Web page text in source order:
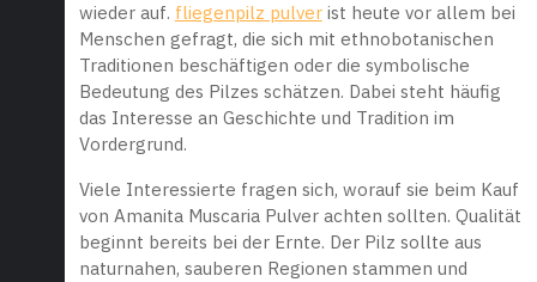
wieder auf. fliegenpilz pulverist heute vor allem bei
Menschen gefragt, die sich mit ethnobotanischen
Traditionen beschäftigen oder die symbolische
Bedeutung des Pilzes schätzen. Dabei steht häufig
das Interesse an Geschichte und Tradition im
Vordergrund.
Viele Interessierte fragen sich, worauf sie beim Kauf
von Amanita Muscaria Pulver achten sollten. Qualität
beginnt bereits bei der Ernte. Der Pilz sollte aus
naturnahen, sauberen Regionen stammen und